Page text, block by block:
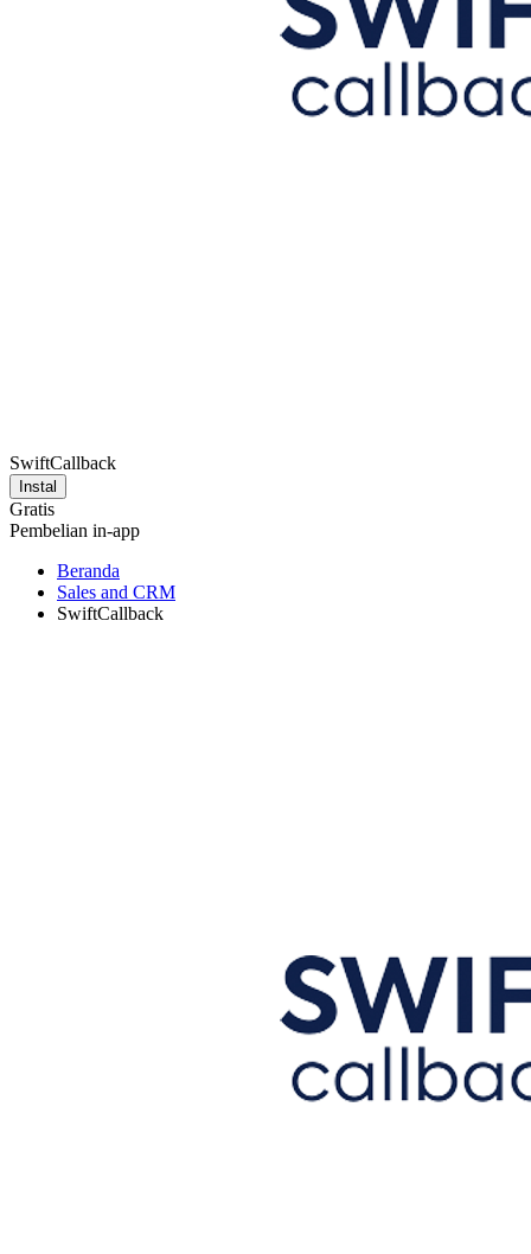
SwiftCallback
Instal
Gratis
Pembelian in-app
Beranda
Sales and CRM
SwiftCallback